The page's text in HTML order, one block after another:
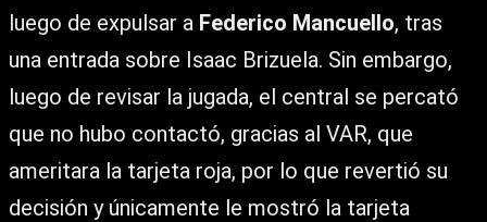
luego de expulsar a Federico Mancuello, tras
una entrada sobre Isaac Brizuela. Sin embargo,
luego de revisar la jugada, el central se percató
que no hubo contactó, gracias al VAR, que
ameritara la tarjeta roja, por lo que revertió su
decisión y únicamente le mostró la tarjeta